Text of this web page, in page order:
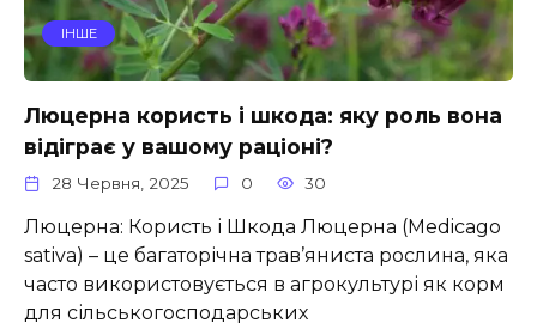
ІНШЕ
Люцерна користь і шкода: яку роль вона
відіграє у вашому раціоні?
28 Червня, 2025 0 30
Люцерна: Користь і Шкода Люцерна (Medicago
sativa) – це багаторічна трав’яниста рослина, яка
часто використовується в агрокультурі як корм
для сільськогосподарських